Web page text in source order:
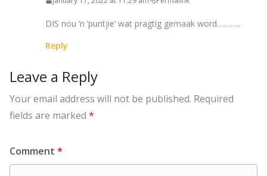
DIS nou ‘n ‘puntjie’ wat pragtig gemaak word………..
Reply
Leave a Reply
Your email address will not be published. Required
fields are marked *
Comment *